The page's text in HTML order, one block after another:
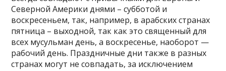
Северной Америки днями – субботой и
воскресеньем, так, например, в арабских странах
пятница – выходной, так как это священный для
всех мусульман день, а воскресенье, наоборот —
рабочий день. Праздничные дни также в разных
странах могут не совпадать, за исключением